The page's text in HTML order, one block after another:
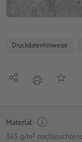
Druckdatenhinweise
Teilen DruckenAuf die
Material
365 g/m²